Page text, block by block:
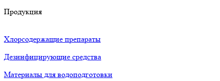
Продукция
Хлорсодержащие препараты
Дезинфицирующие средства
Материалы для водоподготовки